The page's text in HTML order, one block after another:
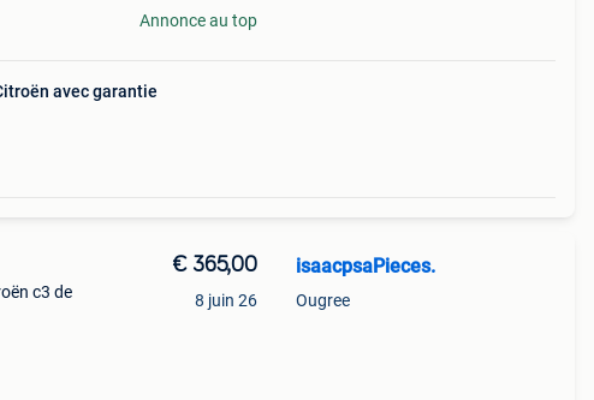
Annonce au top
avec garantie
c3 de
€ 365,00
8 juin 26
isaacpsaPieces.
Ougree